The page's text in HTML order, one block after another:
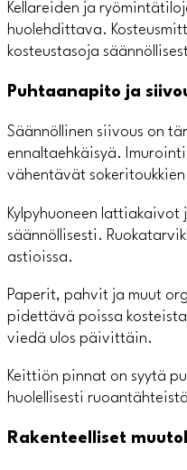
Kellareiden ja
huolehdittava.
kosteustasoja
Puhtaanapito ja
Säännöllinen siivous on
ennaltaehkäisyä.
vähentävät
Kylpyhuoneen
säännöllisesti.
astioissa.
Paperit, pahvit ja muut
pidettävä poissa
viedä ulos päivittäin.
Keittiön pinnat on syytä
huolellisesti
Rakenteelliset